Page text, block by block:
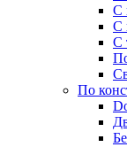
С
С
С
По